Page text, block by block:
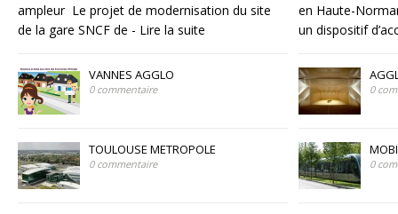
ampleur Le projet de modernisation du site
de la gare SNCF de - Lire la suite
VANNES AGGLO
0 commentaire
TOULOUSE METROPOLE
0 commentaire
en Haute-
un dispositif
0
0